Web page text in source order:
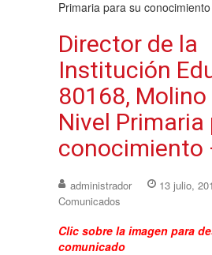
Primaria para su
Director de la
Institución
80168, Molino
Nivel Primaria
conocimiento
administrador
13 julio,
Comunicados
Clic sobre la imagen para
comunicado